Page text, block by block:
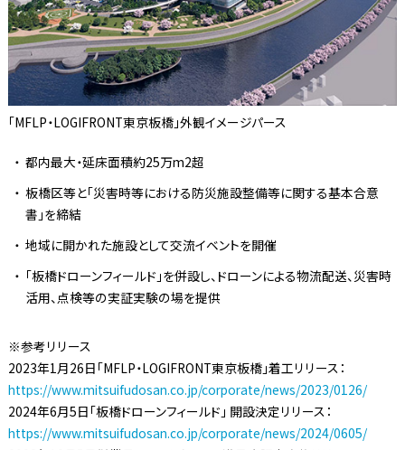
「MFLP・LOGIFRONT東京板橋」外観イメージパース
都内最大・延床面積約25万m2超
板橋区等と「災害時等における防災施設整備等に関する基本合意
書」を締結
地域に開かれた施設として交流イベントを開催
「板橋ドローンフィールド」を併設し、ドローンによる物流配送、災害時
活用、点検等の実証実験の場を提供
※参考リリース
2023年1月26日「MFLP・LOGIFRONT東京板橋」着工リリース：
https://www.mitsuifudosan.co.jp/corporate/news/2023/0126/
2024年6月5日「板橋ドローンフィールド」 開設決定リリース：
https://www.mitsuifudosan.co.jp/corporate/news/2024/0605/